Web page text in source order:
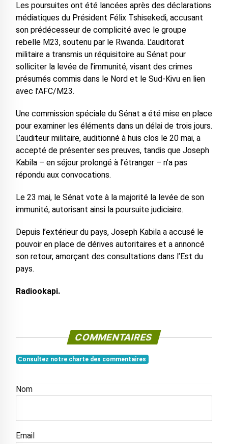
Les poursuites ont été lancées après des déclarations
médiatiques du Président Félix Tshisekedi, accusant
son prédécesseur de complicité avec le groupe
rebelle M23, soutenu par le Rwanda. L’auditorat
militaire a transmis un réquisitoire au Sénat pour
solliciter la levée de l’immunité, visant des crimes
présumés commis dans le Nord et le Sud-Kivu en lien
avec l’AFC/M23.
Une commission spéciale du Sénat a été mise en place
pour examiner les éléments dans un délai de trois jours.
L’auditeur militaire, auditionné à huis clos le 20 mai, a
accepté de présenter ses preuves, tandis que Joseph
Kabila – en séjour prolongé à l’étranger – n’a pas
répondu aux convocations.
Le 23 mai, le Sénat vote à la majorité la levée de son
immunité, autorisant ainsi la poursuite judiciaire.
Depuis l’extérieur du pays, Joseph Kabila a accusé le
pouvoir en place de dérives autoritaires et a annoncé
son retour, amorçant des consultations dans l’Est du
pays.
Radiookapi.
COMMENTAIRES
Consultez notre charte des commentaires
Nom
Email